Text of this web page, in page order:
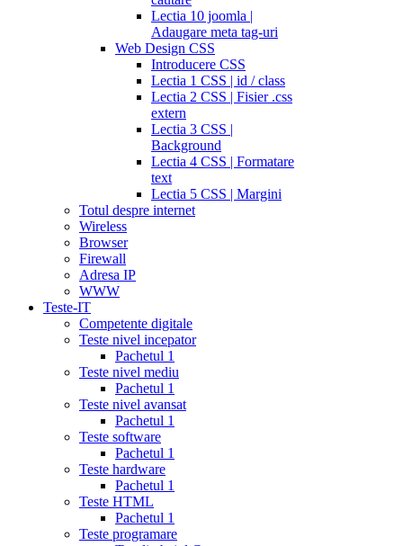
Lectia 10 joomla |
Adaugare meta tag-uri
Web Design CSS
Introducere CSS
Lectia 1 CSS | id / class
Lectia 2 CSS | Fisier .css
extern
Lectia 3 CSS |
Background
Lectia 4 CSS | Formatare
text
Lectia 5 CSS | Margini
Totul despre internet
Wireless
Browser
Firewall
Adresa IP
WWW
Teste-IT
Competente digitale
Teste nivel incepator
Pachetul 1
Teste nivel mediu
Pachetul 1
Teste nivel avansat
Pachetul 1
Teste software
Pachetul 1
Teste hardware
Pachetul 1
Teste HTML
Pachetul 1
Teste programare